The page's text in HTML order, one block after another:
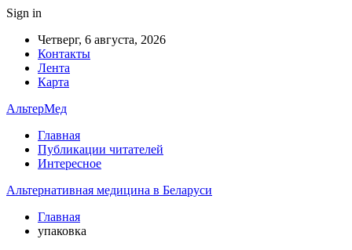
Sign in
Четверг, 6 августа, 2026
Контакты
Лента
Карта
АльтерМед
Главная
Публикации читателей
Интересное
Альтернативная медицина в Беларуси
Главная
упаковка